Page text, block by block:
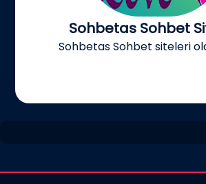
Sohbetas Sohbet
Sohbetas Sohbet siteleri